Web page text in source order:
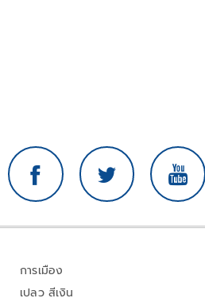
การเมือง
เปลว สีเงิน